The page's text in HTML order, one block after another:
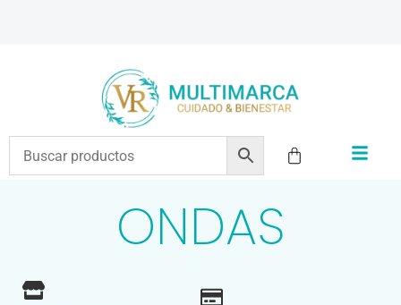
ENVÍOS A TODO EL PAÍS | RECIBIMOS TODOS LOS MEDIOS DE PAGO
ONDAS